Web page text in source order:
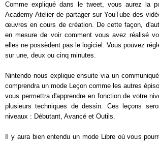
Comme expliqué dans le tweet, vous aurez la
Academy Atelier de partager sur YouTube des
œuvres en cours de création. De cette façon,
en mesure de voir comment vous avez réalisé
elles ne possèdent pas le logiciel. Vous pouvez
sur une, deux ou cinq minutes.
Nintendo nous explique ensuite via un
comprendra un mode Leçon comme les autres
vous permettra d'apprendre en fonction de votre
plusieurs techniques de dessin. Ces leçons
niveaux : Débutant, Avancé et Outils.
Il y aura bien entendu un mode Libre où vous